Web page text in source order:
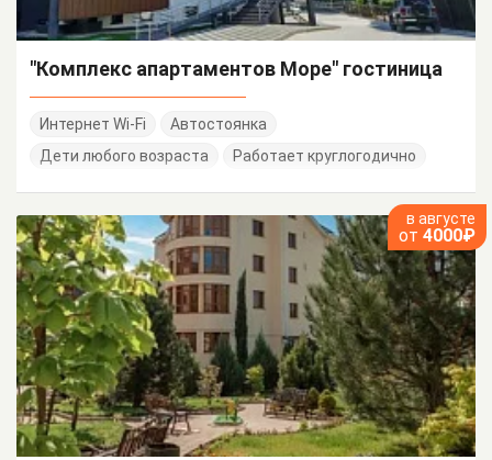
"Комплекс апартаментов Море" гостиница
Интернет Wi-Fi
Автостоянка
Дети любого возраста
Работает круглогодично
в августе
от 4000₽